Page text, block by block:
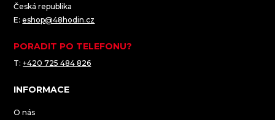
Česká republika
E:eshop@48hodin.cz
PORADIT PO TELEFONU?
T:+420 725 484 826
INFORMACE
O nás